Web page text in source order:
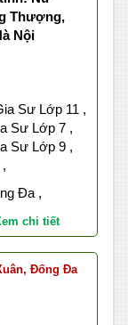
Thượng,
Nội
Sư Lớp 11 ,
Sư Lớp 7 ,
Sư Lớp 9 ,
Đa ,
chi tiết
Đống Đa